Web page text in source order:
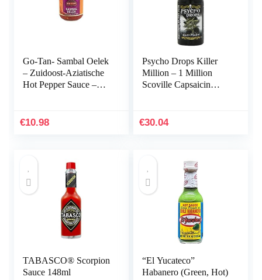
Go-Tan- Sambal Oelek
– Zuidoost-Aziatische
Hot Pepper Sauce –
€10.98
Psycho Drops Killer
Million – 1 Million
Scoville Capsaicin
€30.04
TABASCO® Scorpion
Sauce 148ml
“El Yucateco”
Habanero (Green, Hot)